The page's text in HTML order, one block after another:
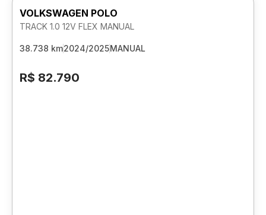
VOLKSWAGEN POLO
TRACK 1.0 12V FLEX MANUAL
38.738 km2024/2025MANUAL
R$ 82.790